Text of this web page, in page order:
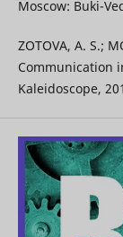
Moscow: Buki-
ZOTOVA, A. S.;
Communication
Kaleidoscope,